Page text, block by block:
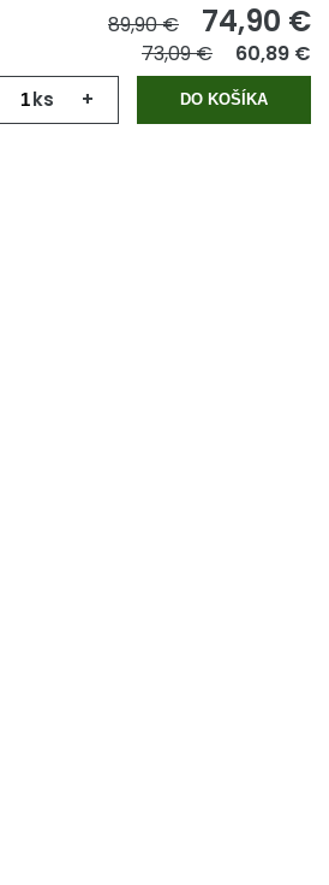
89,90 € 74,90 €
73,09 € 60,89 €
ks + DO KOŠÍKA